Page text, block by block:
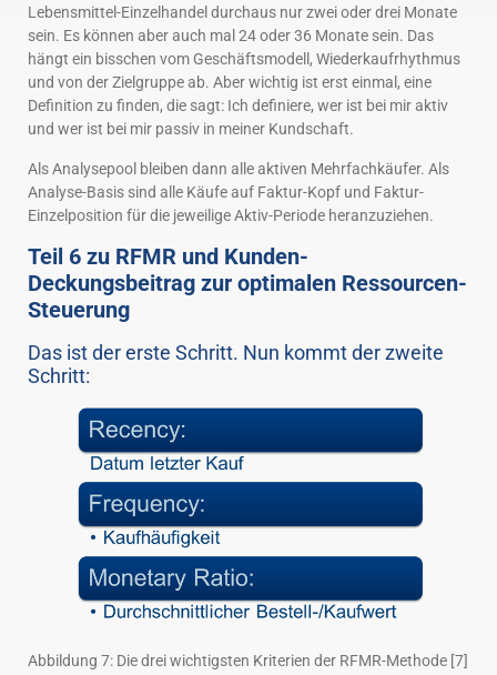
Lebensmittel-Einzelhandel durchaus nur zwei oder drei Monate
sein. Es können aber auch mal 24 oder 36 Monate sein. Das
hängt ein bisschen vom Geschäftsmodell, Wiederkaufrhythmus
und von der Zielgruppe ab. Aber wichtig ist erst einmal, eine
Definition zu finden, die sagt: Ich definiere, wer ist bei mir aktiv
und wer ist bei mir passiv in meiner Kundschaft.
Als Analysepool bleiben dann alle aktiven Mehrfachkäufer. Als
Analyse-Basis sind alle Käufe auf Faktur-Kopf und Faktur-
Einzelposition für die jeweilige Aktiv-Periode heranzuziehen.
Teil 6 zu RFMR und Kunden-
Deckungsbeitrag zur optimalen Ressourcen-
Steuerung
Das ist der erste Schritt. Nun kommt der zweite
Schritt:
Abbildung 7: Die drei wichtigsten Kriterien der RFMR-Methode [7]